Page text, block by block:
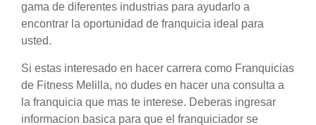
gama de diferentes industrias para ayudarlo a
encontrar la oportunidad de franquicia ideal para
usted.
Si estas interesado en hacer carrera como Franquicias
de Fitness Melilla, no dudes en hacer una consulta a
la franquicia que mas te interese. Deberas ingresar
informacion basica para que el franquiciador se